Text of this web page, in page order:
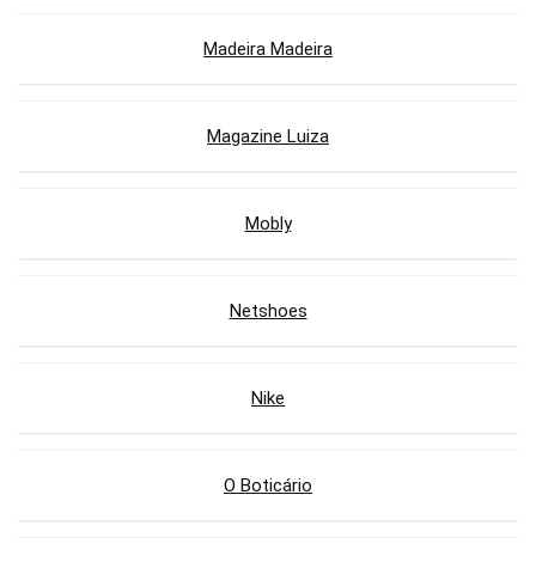
Madeira Madeira
Magazine Luiza
Mobly
Netshoes
Nike
O Boticário